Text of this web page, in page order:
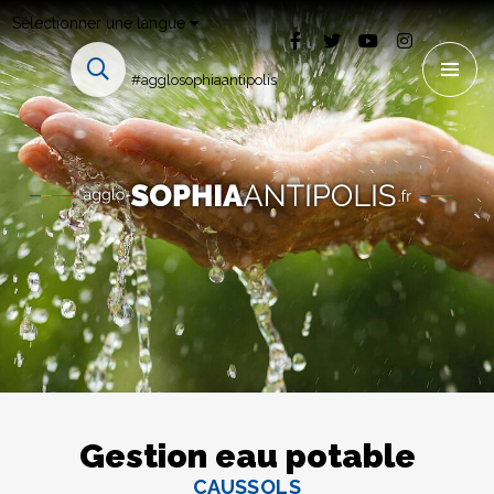
Sélectionner une langue
#agglosophiaantipolis
Gestion eau potable
CAUSSOLS